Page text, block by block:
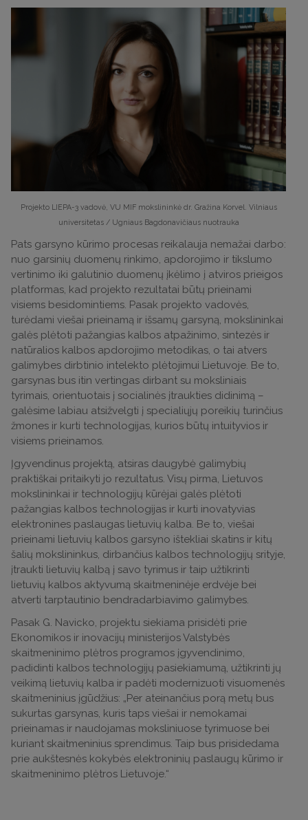
Projekto LIEPA-3 vadovė, VU MIF mokslininkė dr. Gražina Korvel. Vilniaus
universitetas / Ugniaus Bagdonavičiaus nuotrauka
Pats garsyno kūrimo procesas reikalauja nemažai darbo:
nuo garsinių duomenų rinkimo, apdorojimo ir tikslumo
vertinimo iki galutinio duomenų įkėlimo į atviros prieigos
platformas, kad projekto rezultatai būtų prieinami
visiems besidomintiems. Pasak projekto vadovės,
turėdami viešai prieinamą ir išsamų garsyną, mokslininkai
galės plėtoti pažangias kalbos atpažinimo, sintezės ir
natūralios kalbos apdorojimo metodikas, o tai atvers
galimybes dirbtinio intelekto plėtojimui Lietuvoje. Be to,
garsynas bus itin vertingas dirbant su moksliniais
tyrimais, orientuotais į socialinės įtraukties didinimą –
galėsime labiau atsižvelgti į specialiųjų poreikių turinčius
žmones ir kurti technologijas, kurios būtų intuityvios ir
visiems prieinamos.
Įgyvendinus projektą, atsiras daugybė galimybių
praktiškai pritaikyti jo rezultatus. Visų pirma, Lietuvos
mokslininkai ir technologijų kūrėjai galės plėtoti
pažangias kalbos technologijas ir kurti inovatyvias
elektronines paslaugas lietuvių kalba. Be to, viešai
prieinami lietuvių kalbos garsyno ištekliai skatins ir kitų
šalių mokslininkus, dirbančius kalbos technologijų srityje,
įtraukti lietuvių kalbą į savo tyrimus ir taip užtikrinti
lietuvių kalbos aktyvumą skaitmeninėje erdvėje bei
atverti tarptautinio bendradarbiavimo galimybes.
Pasak G. Navicko, projektu siekiama prisidėti prie
Ekonomikos ir inovacijų ministerijos Valstybės
skaitmeninimo plėtros programos įgyvendinimo,
padidinti kalbos technologijų pasiekiamumą, užtikrinti jų
veikimą lietuvių kalba ir padėti modernizuoti visuomenės
skaitmeninius įgūdžius: „Per ateinančius porą metų bus
sukurtas garsynas, kuris taps viešai ir nemokamai
prieinamas ir naudojamas moksliniuose tyrimuose bei
kuriant skaitmeninius sprendimus. Taip bus prisidedama
prie aukštesnės kokybės elektroninių paslaugų kūrimo ir
skaitmeninimo plėtros Lietuvoje.“